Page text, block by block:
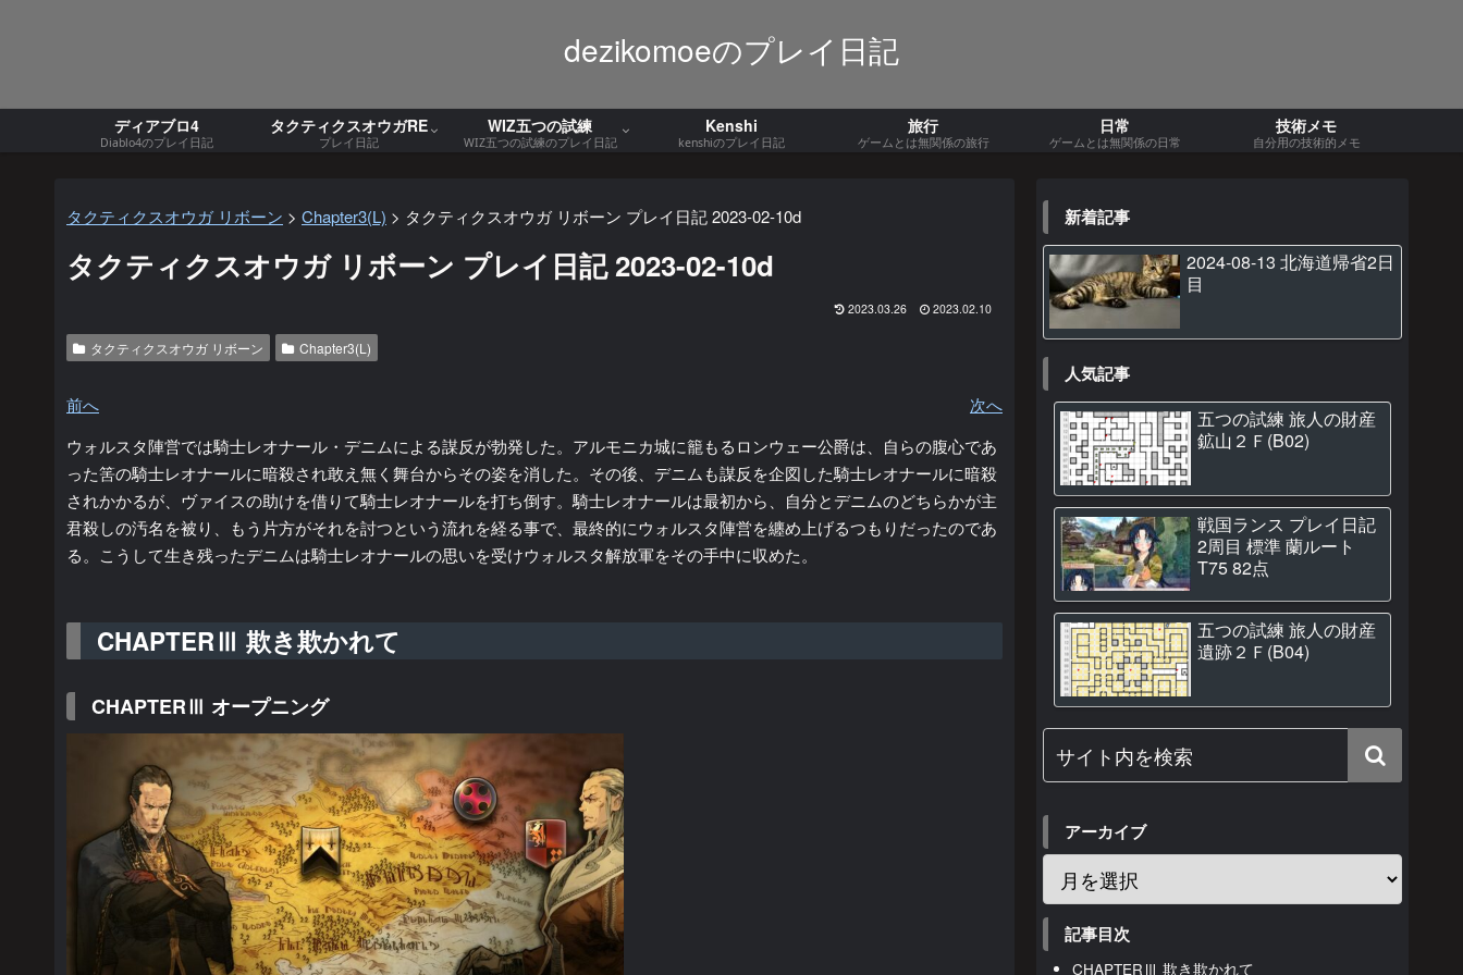
dezikomoeのプレイ日記
ディアブロ4
Diablo4のプレイ日記
タクティクスオウガRE
プレイ日記
WIZ五つの試練
WIZ五つの試練のプレイ日記
Kenshi
kenshiのプレイ日記
旅行
ゲームとは無関係の旅行
日常
ゲームとは無関係の日常
技術メモ
自分用の技術的メモ
タクティクスオウガ リボーン > Chapter3(L) > タクティクスオウガ リボーン プレイ日記 2023-02-10d
タクティクスオウガ リボーン プレイ日記 2023-02-10d
2023.03.26 2023.02.10
タクティクスオウガ リボーン Chapter3(L)
前へ
次へ
ウォルスタ陣営では騎士レオナール・デニムによる謀反が勃発した。アルモニカ城に籠もるロンウェー公爵は、自らの腹心であ
った筈の騎士レオナールに暗殺され敢え無く舞台からその姿を消した。その後、デニムも謀反を企図した騎士レオナールに暗殺
されかかるが、ヴァイスの助けを借りて騎士レオナールを打ち倒す。騎士レオナールは最初から、自分とデニムのどちらかが主
君殺しの汚名を被り、もう片方がそれを討つという流れを経る事で、最終的にウォルスタ陣営を纏め上げるつもりだったのであ
る。こうして生き残ったデニムは騎士レオナールの思いを受けウォルスタ解放軍をその手中に収めた。
CHAPTERⅢ 欺き欺かれて
CHAPTERⅢ オープニング
新着記事
2024-08-13 北海道帰省2日
目
人気記事
五つの試練 旅人の財産
鉱山２Ｆ(B02)
戦国ランス プレイ日記
2周目 標準 蘭ルート
T75 82点
五つの試練 旅人の財産
遺跡２Ｆ(B04)
アーカイブ
記事目次
CHAPTERⅢ 欺き欺かれて